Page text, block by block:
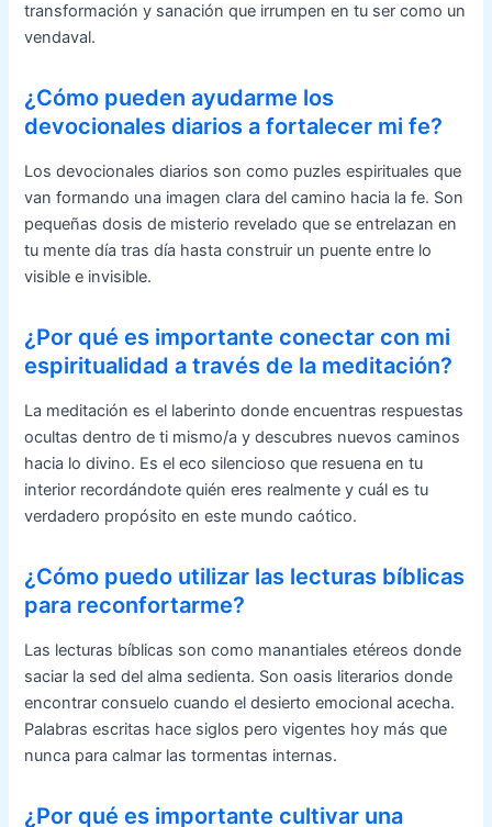
transformación y sanación que irrumpen en tu ser como un
vendaval.
¿Cómo pueden ayudarme los
devocionales diarios a fortalecer mi fe?
Los devocionales diarios son como puzles espirituales que
van formando una imagen clara del camino hacia la fe. Son
pequeñas dosis de misterio revelado que se entrelazan en
tu mente día tras día hasta construir un puente entre lo
visible e invisible.
¿Por qué es importante conectar con mi
espiritualidad a través de la meditación?
La meditación es el laberinto donde encuentras respuestas
ocultas dentro de ti mismo/a y descubres nuevos caminos
hacia lo divino. Es el eco silencioso que resuena en tu
interior recordándote quién eres realmente y cuál es tu
verdadero propósito en este mundo caótico.
¿Cómo puedo utilizar las lecturas bíblicas
para reconfortarme?
Las lecturas bíblicas son como manantiales etéreos donde
saciar la sed del alma sedienta. Son oasis literarios donde
encontrar consuelo cuando el desierto emocional acecha.
Palabras escritas hace siglos pero vigentes hoy más que
nunca para calmar las tormentas internas.
¿Por qué es importante cultivar una